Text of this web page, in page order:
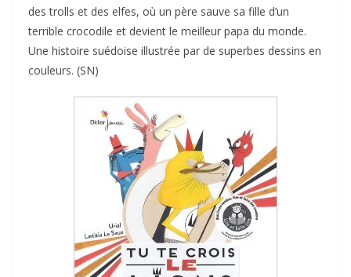
des trolls et des elfes, où un père sauve sa fille d’un
terrible crocodile et devient le meilleur papa du monde.
Une histoire suédoise illustrée par de superbes dessins en
couleurs. (SN)